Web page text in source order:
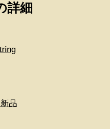
詳細
品